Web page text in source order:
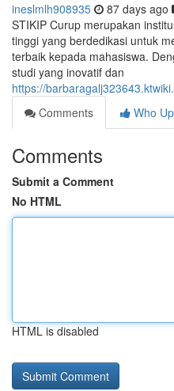
ineslmlh908935 87 days ago
STIKIP Curup merupakan
tinggi yang berdedikasi untuk
terbaik kepada mahasiswa.
studi yang inovatif dan
https://
Comments
Who
Comments
Submit a Comment
No HTML
HTML is disabled